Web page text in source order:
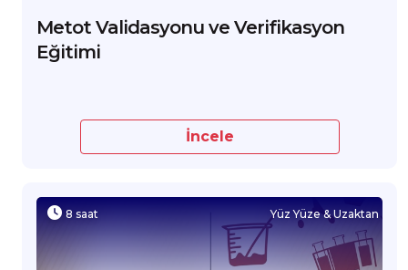
Metot Validasyonu ve Verifikasyon
Eğitimi
İncele
8 saat Yüz Yüze & Uzaktan